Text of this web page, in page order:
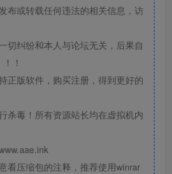
布或转载任何违法的相关信息，访
切纠纷和本人与论坛无关，后果自
！
正版软件，购买注册，得到更好的
杀毒！所有资源站长均在虚拟机内
看压缩包的注释，推荐使用winrar